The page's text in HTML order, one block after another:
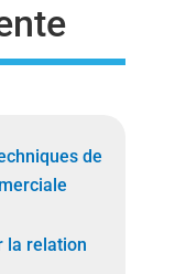
de
la relation